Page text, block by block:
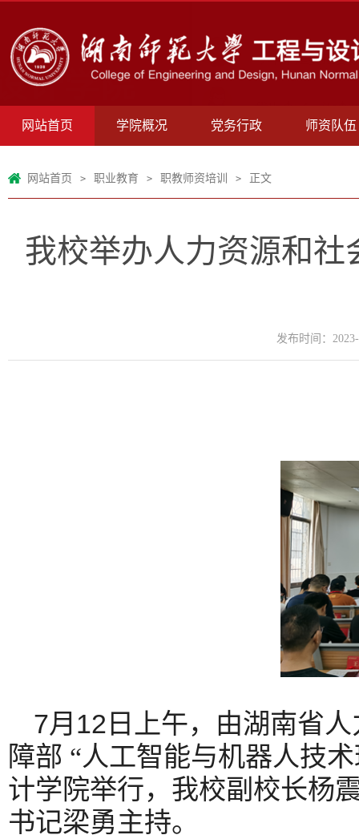
网站首页 学院概况 党务行政 师资队伍
网站首页 > 职业教育 > 职教师资培训 > 正文
我校举办人力资源和
发布时间：
7月 12 日上午，由湖南省
障部 “人工智能与机器人技
计学院举行，我校副校长杨
书记梁勇主持。